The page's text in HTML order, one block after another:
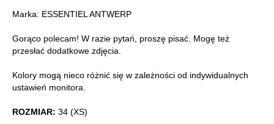
Marka: ESSENTIEL ANTWERP
Gorąco polecam! W razie pytań, proszę pisać. Mogę też
przesłać dodatkowe zdjęcia.
Kolory mogą nieco różnić się w zależności od indywidualnych
ustawień monitora.
ROZMIAR: 34 (XS)